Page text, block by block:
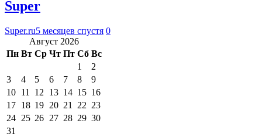
Super
Super.ru5 месяцев спустя 0
Август 2026
Пн Вт Ср Чт Пт Сб Вс
1
2
3
4 5 6 7 8
9
10 11 12 13 14 15 16
17 18 19 20 21 22 23
24 25 26 27 28 29 30
31